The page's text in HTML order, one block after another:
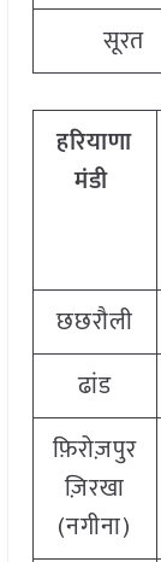
सूरत
हरियाणा
मंडी
छछरौली
ढांड
फ़िरोज़पुर
ज़िरखा
(नगीना)